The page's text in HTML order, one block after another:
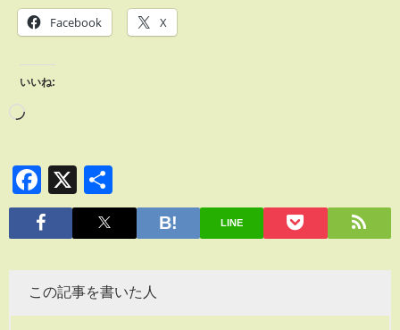
Facebook X
いいね:
Facebook
X
有
LINE
この記事を書いた人